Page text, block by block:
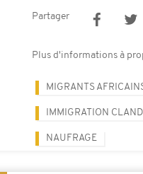
Partager
Plus d'informations à
MIGRANTS
IMMIGRATION
NAUFRAGE